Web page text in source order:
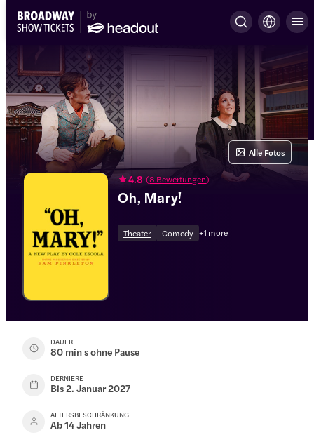
4.8 (8 Bewertungen)
Oh, Mary!
Theater Comedy +1 more
Alle Fotos
DAUER
80 min s ohne Pause
DERNIÈRE
Bis 2. Januar 2027
ALTERSBESCHRÄNKUNG
Ab 14 Jahren